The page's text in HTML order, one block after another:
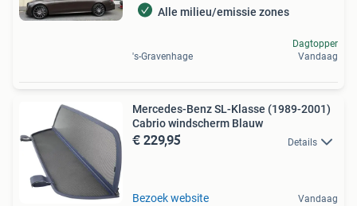
Alle milieu/emissie zones
's-Gravenhage
Dagtopper
Vandaag
Mercedes-Benz SL-Klasse (1989-2001)
Cabrio windscherm Blauw
€ 229,95 Details
Bezoek website Vandaag